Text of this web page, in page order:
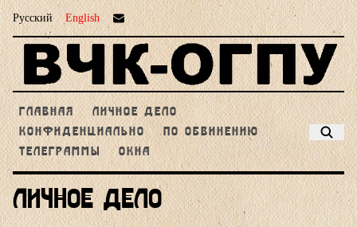
Русский English
ГЛАВНАЯ
ЛИЧНОЕ ДЕЛО
КОНФИДЕНЦИАЛЬНО
ПО ОБВИНЕНИЮ
ТЕЛЕГРАММЫ
ОКНА
Личное дело